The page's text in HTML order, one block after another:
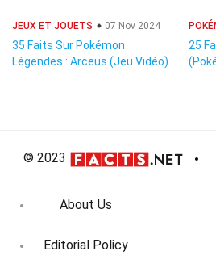
JEUX ET JOUETS 07 Nov 2024
35 Faits Sur Pokémon
Légendes : Arceus (Jeu Vidéo)
25
© 2023
About Us
Editorial Policy